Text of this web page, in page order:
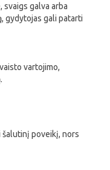
svaigs galva arba
gydytojas gali patarti
vartojimo,
šalutinį poveikį, nors